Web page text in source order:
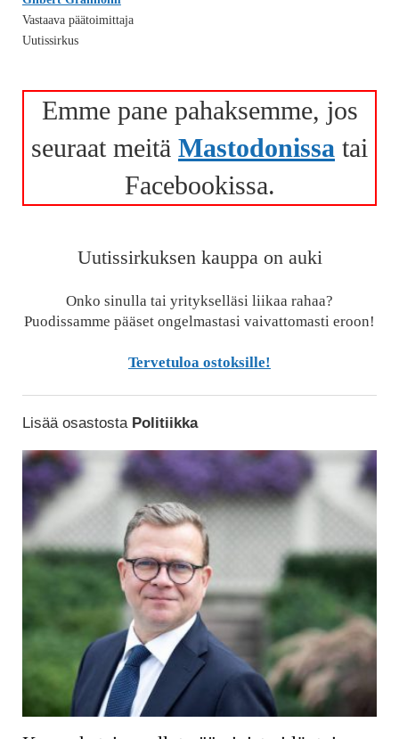
Vastaava päätoimittaja
Uutissirkus
Emme pane pahaksemme, jos
seuraat meitä Mastodonissa tai
Facebookissa.
Uutissirkuksen kauppa on auki
Onko sinulla tai yritykselläsi liikaa rahaa?
Puodissamme pääset ongelmastasi vaivattomasti eroon!
Tervetuloa ostoksille!
Lisää osastosta Politiikka